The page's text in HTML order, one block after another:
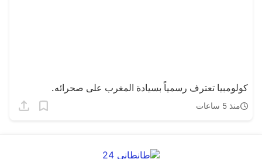
كولومبيا تعترف رسمياً بسيادة المغرب على صحرائه.
منذ 5 ساعات